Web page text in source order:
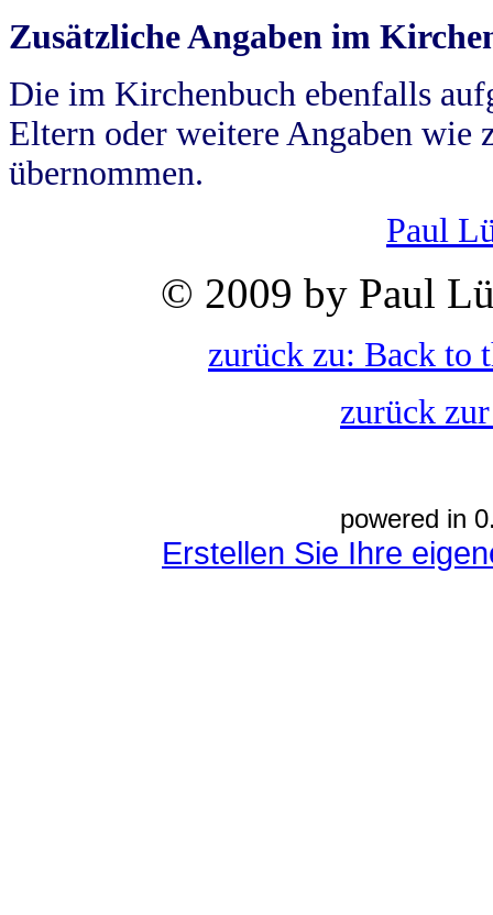
Zusätzliche Angaben im
Die im Kirchenbuch ebenfalls
Eltern oder weitere Angaben wie
übernommen.
Paul
© 2009 by Paul
zurück zu: Back to
zurück
powered in
Erstellen Sie Ihre